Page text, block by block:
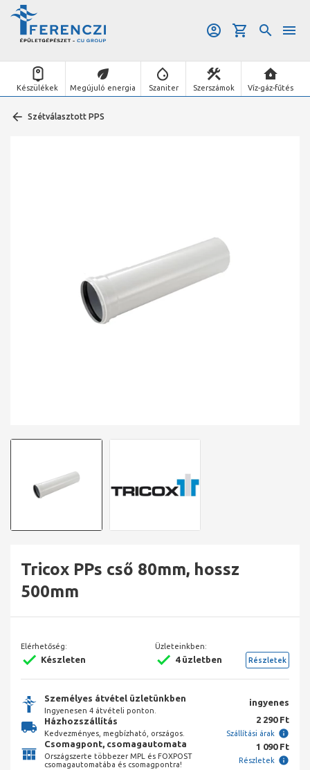
Készülékek Megújuló energia Szaniter Szerszámok Víz-gáz-fűtés
Szétválasztott PPS
Tricox PPs cső 80mm, hossz
500mm
Elérhetőség:
Készleten
Üzleteinkben:
4 üzletben Részletek
Személyes átvétel üzletünkben
Ingyenesen 4 átvételi ponton.
ingyenes
Házhozszállítás
Kedvezményes, megbízható, országos.
2 290 Ft
Szállítási árak
Csomagpont, csomagautomata
Országszerte többezer MPL és FOXPOST
csomagautomatába és csomagpontra!
1 090 Ft
Részletek